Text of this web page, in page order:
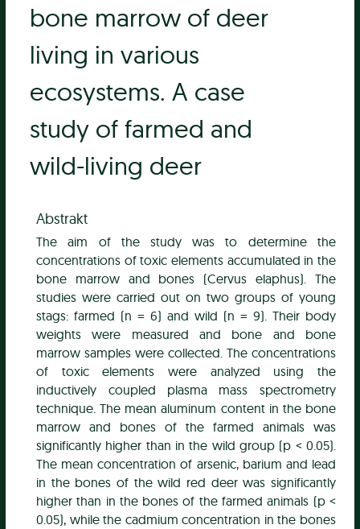
bone marrow of deer
living in various
ecosystems. A case
study of farmed and
wild-living deer
Abstrakt
The aim of the study was to determine the
concentrations of toxic elements accumulated in the
bone marrow and bones (Cervus elaphus). The
studies were carried out on two groups of young
stags: farmed (n = 6) and wild (n = 9). Their body
weights were measured and bone and bone
marrow samples were collected. The concentrations
of toxic elements were analyzed using the
inductively coupled plasma mass spectrometry
technique. The mean aluminum content in the bone
marrow and bones of the farmed animals was
significantly higher than in the wild group (p < 0.05).
The mean concentration of arsenic, barium and lead
in the bones of the wild red deer was significantly
higher than in the bones of the farmed animals (p <
0.05), while the cadmium concentration in the bones